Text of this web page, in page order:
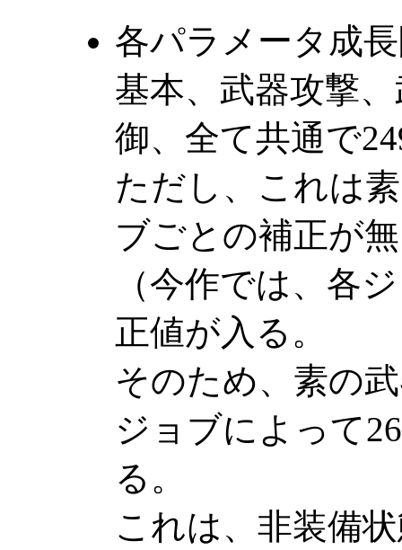
各パラメータ成
基本、武器攻撃
御、全て共通で
ただし、これは
ブごとの補正が
（今作では、各
正値が入る。
そのため、素の
ジョブによって
る。
これは、非装備